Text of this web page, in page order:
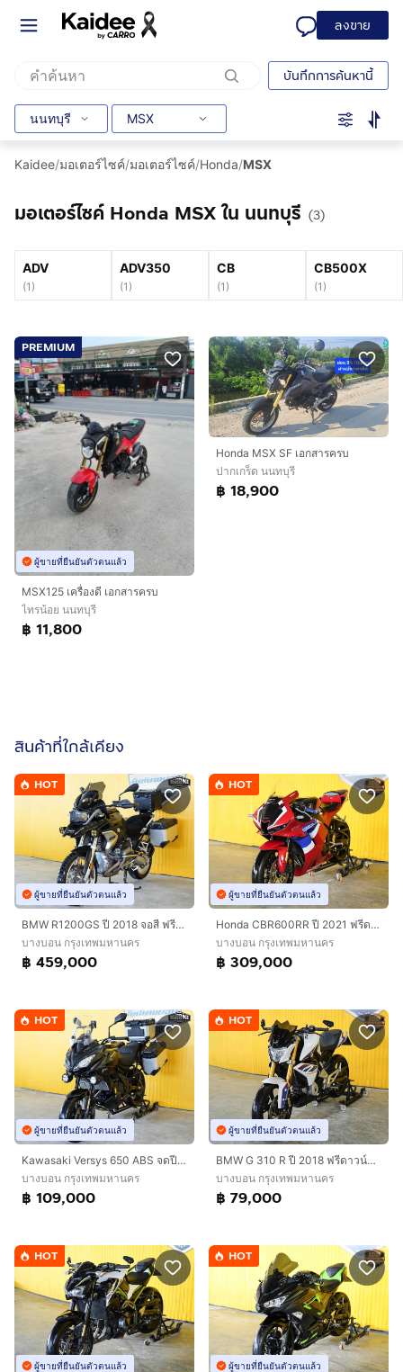
ลงขาย
บันทึกการค้นหานี้
นนทบุรี MSX
Kaidee/มอเตอร์ไซค์/มอเตอร์ไซค์/Honda/MSX
มอเตอร์ไซค์ Honda MSX ใน นนทบุรี (3)
ADV
(1 )
ADV350
(1 )
CB
(1 )
CB500X
(1 )
PREMIUM
ผู้ขายที่ยืนยันตัวตนแล้ว
MSX125 เครื่องดี เอกสารครบ
ไทรน้อย นนทบุรี
฿ 11,800
Honda MSX SF เอกสารครบ
ปากเกร็ด นนทบุรี
฿ 18,900
สินค้าที่ใกล้เคียง
HOT
ผู้ขายที่ยืนยันตัวตนแล้ว
BMW R1200GS ปี 2018 จอสี ฟรีดาวน์ออกรถใช้เงิน 0 บาท
บางบอน กรุงเทพมหานคร
฿ 459,000
HOT
ผู้ขายที่ยืนยันตัวตนแล้ว
Honda CBR600RR ปี 2021 ฟรีดาวน์ ออกรถใช้เงิน 0 บาท
บางบอน กรุงเทพมหานคร
฿ 309,000
HOT
ผู้ขายที่ยืนยันตัวตนแล้ว
Kawasaki Versys 650 ABS จดปี 2016 พร้อมใช้งาน
บางบอน กรุงเทพมหานคร
฿ 109,000
HOT
ผู้ขายที่ยืนยันตัวตนแล้ว
BMW G 310 R ปี 2018 ฟรีดาวน์ออกรถใช้เงิน 0 บาท
บางบอน กรุงเทพมหานคร
฿ 79,000
HOT
ผู้ขายที่ยืนยันตัวตนแล้ว
HOT
ผู้ขายที่ยืนยันตัวตนแล้ว